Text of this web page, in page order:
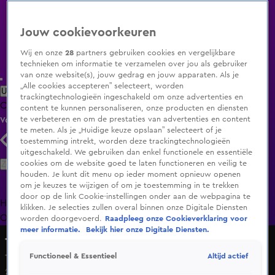
Uitzending Gemist Populaire programma's Zenders Genres
ClipsFilmsRadioSmart TV inlogShop
Volg KIJK
Zoeken
HomeUitzending Gemist Programma's De Bondgenoten
OranjezomerLivestreamsShop
Talpa Media
Talpa Social Algemeen
21 mrt 2023, 12:38
Jouw cookievoorkeuren
Wij en onze28 partners gebruiken cookies en vergelijkbare
technieken om informatie te verzamelen over jou als gebruiker
van onze website(s), jouw gedrag en jouw apparaten. Als je
„Alle cookies accepteren” selecteert, worden
trackingtechnologieën ingeschakeld om onze advertenties en
content te kunnen personaliseren, onze producten en diensten
te verbeteren en om de prestaties van advertenties en content
te meten. Als je „Huidige keuze opslaan” selecteert of je
toestemming intrekt, worden deze trackingtechnologieën
uitgeschakeld. We gebruiken dan enkel functionele en essentiële
cookies om de website goed te laten functioneren en veilig te
houden. Je kunt dit menu op ieder moment opnieuw openen
om je keuzes te wijzigen of om je toestemming in te trekken
door op de link Cookie-instellingen onder aan de webpagina te
klikken. Je selecties zullen overal binnen onze Digitale Diensten
worden doorgevoerd.
Raadpleeg onze Cookieverklaring voor
meer informatie.
Bekijk hier onze Digitale Diensten.
Functioneel & Essentieel Altijd actief